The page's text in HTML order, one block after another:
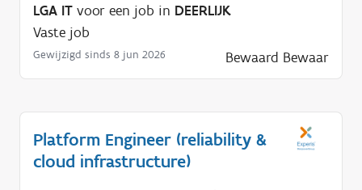
LGA IT voor een job in DEERLIJK
Vaste job
Gewijzigd sinds 8 jun 2026 Bewaard Bewaar
Platform Engineer (reliability &
cloud infrastructure)